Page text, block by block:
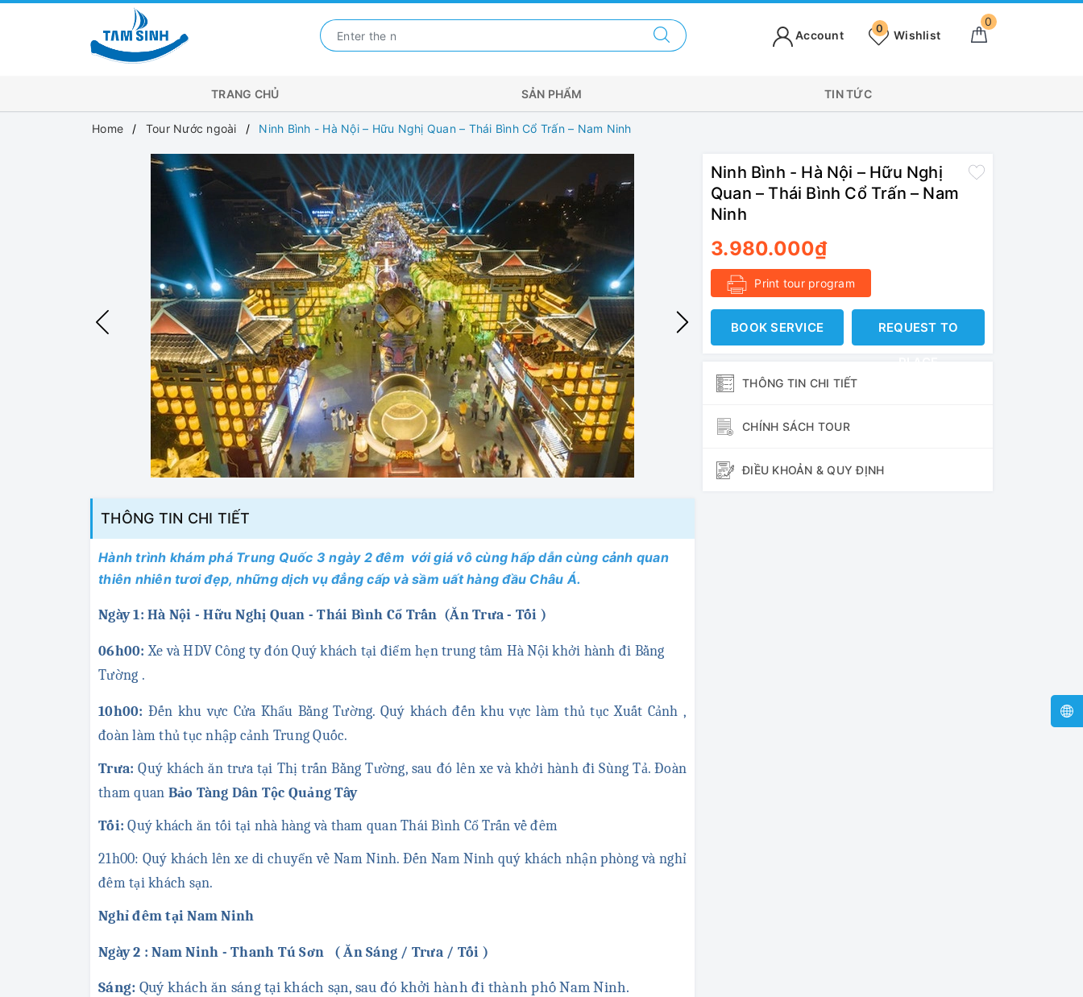
0
Wishlist
0
Account
TRANG CHỦ SẢN PHẨM TIN TỨC
Home Tour Nước ngoài Ninh Bình - Hà Nội – Hữu Nghị Quan – Thái Bình Cổ Trấn – Nam Ninh
THÔNG TIN CHI TIẾT
Hành trình khám phá Trung Quốc 3 ngày 2 đêm với giá vô cùng hấp dẫn cùng cảnh quan
thiên nhiên tươi đẹp, những dịch vụ đẳng cấp và sầm uất hàng đầu Châu Á.
Ngày 1: Hà Nội - Hữu Nghị Quan - Thái Bình Cổ Trấn (Ăn Trưa - Tối )
06h00: Xe và HDV Công ty đón Quý khách tại điểm hẹn trung tâm Hà Nội khởi hành đi Bằng
Tường .
10h00: Đến khu vực Cửa Khẩu Bằng Tường. Quý khách đến khu vực làm thủ tục Xuất Cảnh ,
đoàn làm thủ tục nhập cảnh Trung Quốc.
Trưa:Quý khách ăn trưa tại Thị trấn Bằng Tường, sau đó lên xe và khởi hành đi Sùng Tả. Đoàn
tham quan Bảo Tàng Dân Tộc Quảng Tây
Tối:Quý khách ăn tối tại nhà hàng và tham quan Thái Bình Cổ Trấn về đêm
21h00: Quý khách lên xe di chuyển về Nam Ninh. Đến Nam Ninh quý khách nhận phòng và nghỉ
đêm tại khách sạn.
Nghỉ đêm tại Nam Ninh
Ngày 2 : Nam Ninh - Thanh Tú Sơn ( Ăn Sáng / Trưa / Tối )
Sáng: Quý khách ăn sáng tại khách sạn, sau đó khởi hành đi thành phố Nam Ninh.
Ninh Bình - Hà Nội – Hữu Nghị
Quan – Thái Bình Cổ Trấn – Nam
Ninh
3.980.000₫
Print tour program
BOOK SERVICE REQUEST TO
THÔNG TIN CHI TIẾT
CHÍNH SÁCH TOUR
ĐIỀU KHOẢN & QUY ĐỊNH